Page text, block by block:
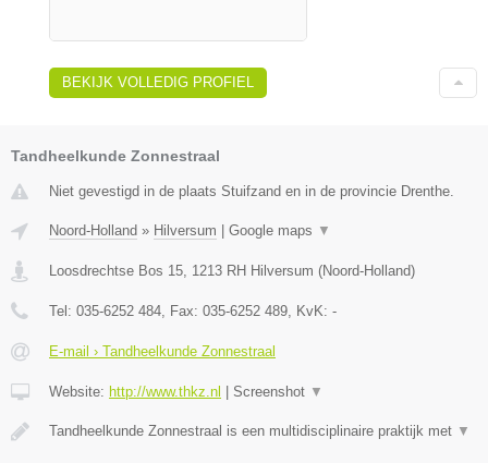
BEKIJK VOLLEDIG PROFIEL
Tandheelkunde Zonnestraal
Niet gevestigd in de plaats Stuifzand en in de provincie Drenthe.
Noord-Holland » Hilversum Google maps ▼
Loosdrechtse Bos 15, 1213 RH Hilversum (Noord-Holland)
Tel: 035-6252 484, Fax: 035-6252 489, KvK: -
E-mail › Tandheelkunde Zonnestraal
Website: http://www.thkz.nl Screenshot ▼
Tandheelkunde Zonnestraal is een multidisciplinaire praktijk met ▼